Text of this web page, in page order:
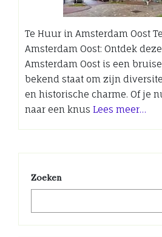
Te Huur in Amsterdam Oost
Amsterdam Oost: Ontdek
Amsterdam Oost is een
bekend staat om zijn
en historische charme. Of je
naar een knus Lees meer…
Zoeken